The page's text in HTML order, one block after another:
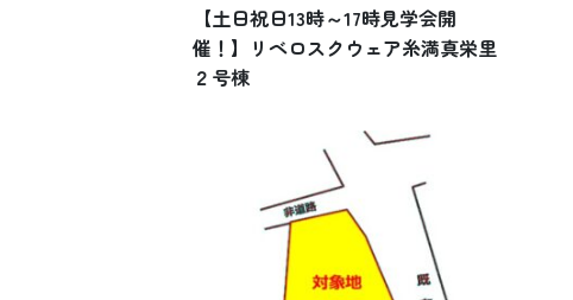
【土日祝日13時～17時見学会開
催！】リベロスクウェア糸満真栄里
２号棟